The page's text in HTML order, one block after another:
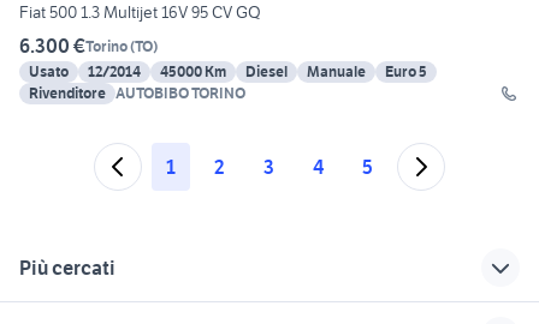
Fiat 500 1.3 Multijet 16V 95 CV GQ
6.300 €Torino(TO)
Usato
12/2014 45000 Km Diesel Manuale
Euro 5
Rivenditore AUTOBIBO TORINO
1 2 3 4 5
Più cercati